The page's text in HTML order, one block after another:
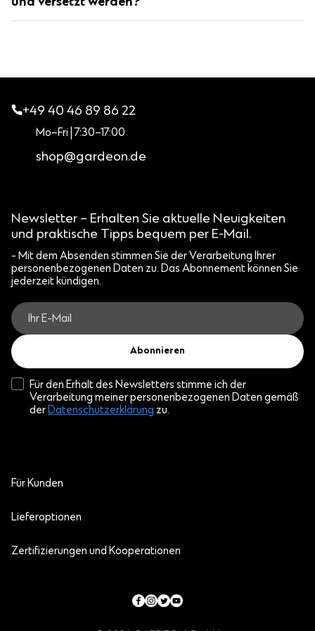
+49 40 46 89 86 22
Mo–Fri | 7:30–17:00
shop@gardeon.de
Newsletter – Erhalten Sie aktuelle Neuigkeiten
und praktische Tipps bequem per E-Mail.
- Mit dem Absenden stimmen Sie der Verarbeitung Ihrer
personenbezogenen Daten zu. Das Abonnement können Sie
jederzeit kündigen.
Abonnieren
Für den Erhalt des Newsletters stimme ich der
Verarbeitung meiner personenbezogenen Daten gemäß
der Datenschutzerklärung zu.
Für Kunden
Zertifizierungen und Kooperationen
Lieferoptionen